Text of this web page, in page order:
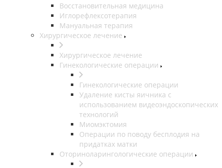
Восстановительная медицина
Иглорефлексотерапия
Мануальная терапия
Хирургическое лечение
Хирургическое лечение
Гинекологические операции
Гинекологические операции
Удаление кисты яичника с
использованием видеоэндоскопических
технологий
Миомэктомия
Операции по поводу бесплодия на
придатках матки
Оториноларингологические операции